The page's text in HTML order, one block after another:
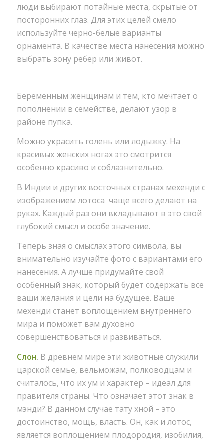
люди выбирают потайные места, скрытые от
посторонних глаз. Для этих целей смело
используйте черно-белые варианты
орнамента. В качестве места нанесения можно
выбрать зону ребер или живот.
Беременным женщинам и тем, кто мечтает о
пополнении в семействе, делают узор в
районе пупка.
Можно украсить голень или лодыжку. На
красивых женских ногах это смотрится
особенно красиво и соблазнительно.
В Индии и других восточных странах мехенди с
изображением лотоса чаще всего делают на
руках. Каждый раз они вкладывают в это свой
глубокий смысл и особе значение.
Теперь зная о смыслах этого символа, вы
внимательно изучайте фото с вариантами его
нанесения. А лучше придумайте свой
особенный знак, который будет содержать все
ваши желания и цели на будущее. Ваше
мехенди станет воплощением внутреннего
мира и поможет вам духовно
совершенствоваться и развиваться.
Слон. В древнем мире эти животные служили
царской семье, вельможам, полководцам и
считалось, что их ум и характер – идеал для
правителя страны. Что означает этот знак в
мэнди? В данном случае тату хной – это
достоинство, мощь, власть. Он, как и лотос,
является воплощением плодородия, изобилия,